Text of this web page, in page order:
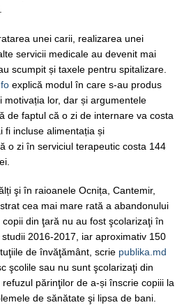
unei carii, realizarea unei
servicii medicale au devenit mai
scumpit și taxele pentru spitalizare.
explică modul în care s-au produs
motivația lor, dar și argumentele
de faptul că o zi de internare va costa
fi incluse alimentația și
o zi în serviciul terapeutic costa 144
şi în raioanele Ocnița, Cantemir,
cea mai mare rată a abandonului
din ţară nu au fost şcolarizaţi în
2016-2017, iar aproximativ 150
de învăţământ, scrie publika.md
şcolile sau nu sunt şcolarizaţi din
părinţilor de a-și înscrie copiii la
de sănătate şi lipsa de bani.